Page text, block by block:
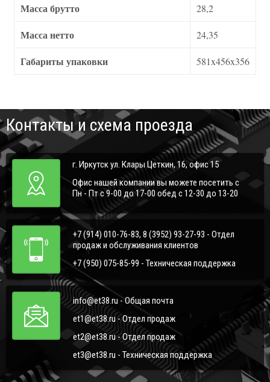
Масса брутто 28,2
Масса нетто 24,35
Габариты упаковки 581x456x356
Контакты и схема проезда
г. Иркутск ул. Клары Цеткин, 16, офис 15
Офис нашей компании вы можете посетить с
Пн - Пт с 9-00 до 17-00 обед с 12-30 до 13-20
+7 (914) 010-76-83, 8 (3952) 93-27-93 - Отдел
продаж и обслуживания клиентов
+7 (950) 075-85-99 - Техническая поддержка
info@et38.ru - Общая почта
et1@et38.ru - Отдел продаж
et2@et38.ru - Отдел продаж
et3@et38.ru - Техническая поддержка